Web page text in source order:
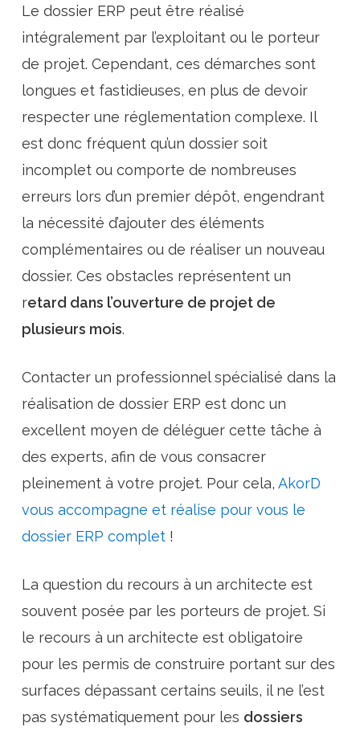
Le dossier ERP peut être réalisé
intégralement par l’exploitant ou le porteur
de projet. Cependant, ces démarches sont
longues et fastidieuses, en plus de devoir
respecter une réglementation complexe. Il
est donc fréquent qu’un dossier soit
incomplet ou comporte de nombreuses
erreurs lors d’un premier dépôt, engendrant
la nécessité d’ajouter des éléments
complémentaires ou de réaliser un nouveau
dossier. Ces obstacles représentent un
retard dans l’ouverture de projet de
plusieurs mois.
Contacter un professionnel spécialisé dans la
réalisation de dossier ERP est donc un
excellent moyen de déléguer cette tâche à
des experts, afin de vous consacrer
pleinement à votre projet. Pour cela, AkorD
vous accompagne et réalise pour vous le
dossier ERP complet!
La question du recours à un architecte est
souvent posée par les porteurs de projet. Si
le recours à un architecte est obligatoire
pour les permis de construire portant sur des
surfaces dépassant certains seuils, il ne l’est
pas systématiquement pour les dossiers